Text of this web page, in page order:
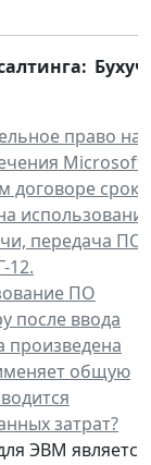
право на
Microsoft
договоре срок
передача ПО
12.
ПО
после ввода
произведена
общую
затрат?
ЭВМ является